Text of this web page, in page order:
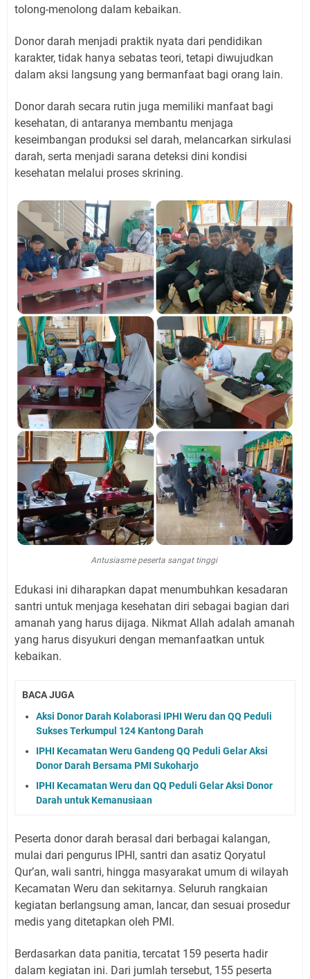
tolong-menolong dalam kebaikan.
Donor darah menjadi praktik nyata dari pendidikan
karakter, tidak hanya sebatas teori, tetapi diwujudkan
dalam aksi langsung yang bermanfaat bagi orang lain.
Donor darah secara rutin juga memiliki manfaat bagi
kesehatan, di antaranya membantu menjaga
keseimbangan produksi sel darah, melancarkan sirkulasi
darah, serta menjadi sarana deteksi dini kondisi
kesehatan melalui proses skrining.
Antusiasme peserta sangat tinggi
Edukasi ini diharapkan dapat menumbuhkan kesadaran
santri untuk menjaga kesehatan diri sebagai bagian dari
amanah yang harus dijaga. Nikmat Allah adalah amanah
yang harus disyukuri dengan memanfaatkan untuk
kebaikan.
BACA JUGA
Aksi Donor Darah Kolaborasi IPHI Weru dan QQ Peduli
Sukses Terkumpul 124 Kantong Darah
IPHI Kecamatan Weru Gandeng QQ Peduli Gelar Aksi
Donor Darah Bersama PMI Sukoharjo
IPHI Kecamatan Weru dan QQ Peduli Gelar Aksi Donor
Darah untuk Kemanusiaan
Peserta donor darah berasal dari berbagai kalangan,
mulai dari pengurus IPHI, santri dan asatiz Qoryatul
Qur’an, wali santri, hingga masyarakat umum di wilayah
Kecamatan Weru dan sekitarnya. Seluruh rangkaian
kegiatan berlangsung aman, lancar, dan sesuai prosedur
medis yang ditetapkan oleh PMI.
Berdasarkan data panitia, tercatat 159 peserta hadir
dalam kegiatan ini. Dari jumlah tersebut, 155 peserta